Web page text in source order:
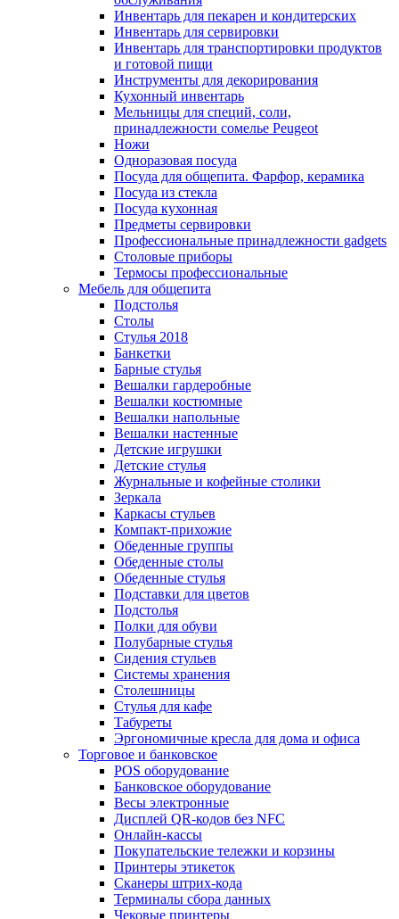
Инвентарь для пекарен и кондитерских
Инвентарь для сервировки
Инвентарь для транспортировки продуктов
и готовой пищи
Инструменты для декорирования
Кухонный инвентарь
Мельницы для специй, соли,
принадлежности сомелье Peugeot
Ножи
Одноразовая посуда
Посуда для общепита. Фарфор, керамика
Посуда из стекла
Посуда кухонная
Предметы сервировки
Профессиональные принадлежности gadgets
Столовые приборы
Термосы профессиональные
Мебель для общепита
Подстолья
Столы
Стулья 2018
Банкетки
Барные стулья
Вешалки гардеробные
Вешалки костюмные
Вешалки напольные
Вешалки настенные
Детские игрушки
Детские стулья
Журнальные и кофейные столики
Зеркала
Каркасы стульев
Компакт-прихожие
Обеденные группы
Обеденные столы
Обеденные стулья
Подставки для цветов
Подстолья
Полки для обуви
Полубарные стулья
Сидения стульев
Системы хранения
Столешницы
Стулья для кафе
Табуреты
Эргономичные кресла для дома и офиса
Торговое и банковское
POS оборудование
Банковское оборудование
Весы электронные
Дисплей QR-кодов без NFC
Онлайн-кассы
Покупательские тележки и корзины
Принтеры этикеток
Сканеры штрих-кода
Терминалы сбора данных
Чековые принтеры